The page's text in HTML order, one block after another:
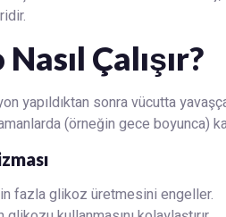
Çalışır?
yapıldıktan sonra vücutta
(örneğin gece boyunca)
fazla glikoz üretmesini engeller.